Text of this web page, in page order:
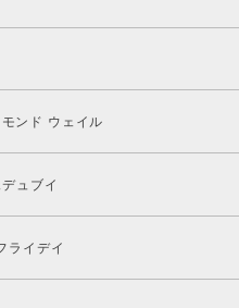
ンド ウェイル
ュブイ
ライデイ